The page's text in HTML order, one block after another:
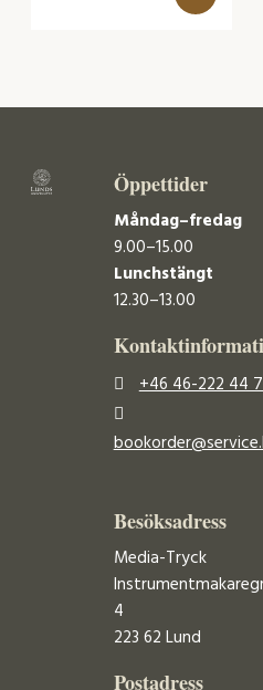
Öppettider
Måndag–fredag
9.00–15.00
Lunchstängt
12.30–13.00
+46 46-222 44
Besöksadress
Media-Tryck
4
223 62 Lund
Postadress